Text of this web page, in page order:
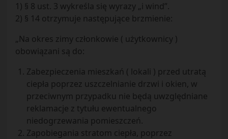
1) § 8 ust. 3 wykreśla się wyrazy „i wind”.
2) § 14 otrzymuje następujące brzmienie:
„Na okres zimy członkowie ( użytkownicy )
obowiązani są do:
Zabezpieczenia mieszkań ( lokali ) przed utratą
ciepła poprzez uszczelnianie drzwi i okien, w
przeciwnym przypadku nie będą uwzględniane
reklamacje z tytułu ewentualnego
niedogrzewania pomieszczeń.
Zapobiegania stratom ciepła, poprzez